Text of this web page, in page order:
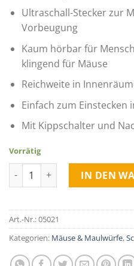
Ultraschall-Stecker zur
Vorbeugung
Kaum hörbar für
klingend für Mäuse
Reichweite in
Einfach zum Einstecken
Mit Kippschalter und
Vorrätig
Mäuseabwehr Stecker indoor
IN DEN
Art.-Nr.:05021
Kategorien: Mäuse & Maulwürfe,